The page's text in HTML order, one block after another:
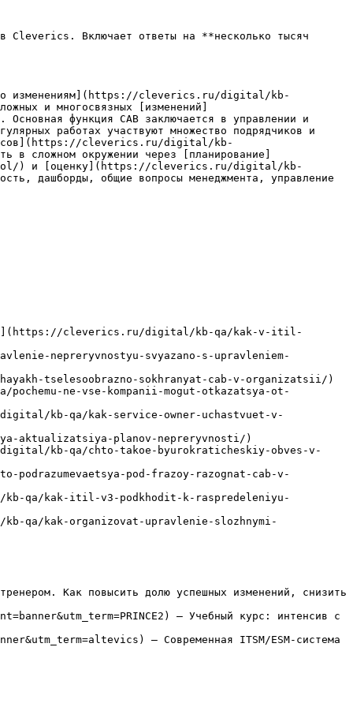
Cleverics. Включает ответы на **несколько тысяч
изменениям](https://cleverics.ru/digital/kb-
и многосвязных [изменений]
функция CAB заключается в управлении и
работах участвуют множество подрядчиков и
cleverics.ru/digital/kb-
в сложном окружении через [планирование]
) и [оценку](https://cleverics.ru/digital/kb-
дашборды, общие вопросы менеджмента, управление
(CAB)?](https://cleverics.ru/digital/kb-qa/kak-v-itil-
nepreryvnostyu-svyazano-s-upravleniem-
tselesoobrazno-sokhranyat-cab-v-organizatsii/)
ne-vse-kompanii-mogut-otkazatsya-ot-
digital/kb-qa/kak-service-owner-uchastvuet-v-
aktualizatsiya-planov-nepreryvnosti/)
digital/kb-qa/chto-takoe-byurokraticheskiy-obves-v-
podrazumevaetsya-pod-frazoy-razognat-cab-v-
kb-qa/kak-itil-v3-podkhodit-k-raspredeleniyu-
kb-qa/kak-organizovat-upravlenie-slozhnymi-
Как повысить долю успешных изменений, снизить
— Учебный курс: интенсив с
— Современная ITSM/ESM-система